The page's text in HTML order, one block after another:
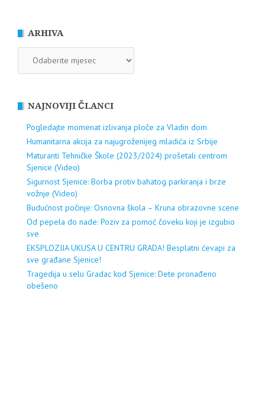
ARHIVA
NAJNOVIJI ČLANCI
Pogledajte momenat izlivanja ploče za Vladin dom
Humanitarna akcija za najugroženijeg mladića iz Srbije
Maturanti Tehničke Škole (2023/2024) prošetali centrom
Sjenice (Video)
Sigurnost Sjenice: Borba protiv bahatog parkiranja i brze
vožnje (Video)
Budućnost počinje: Osnovna škola – Kruna obrazovne scene
Od pepela do nade: Poziv za pomoć čoveku koji je izgubio
sve
EKSPLOZIJA UKUSA U CENTRU GRADA! Besplatni ćevapi za
sve građane Sjenice!
Tragedija u selu Gradac kod Sjenice: Dete pronađeno
obešeno